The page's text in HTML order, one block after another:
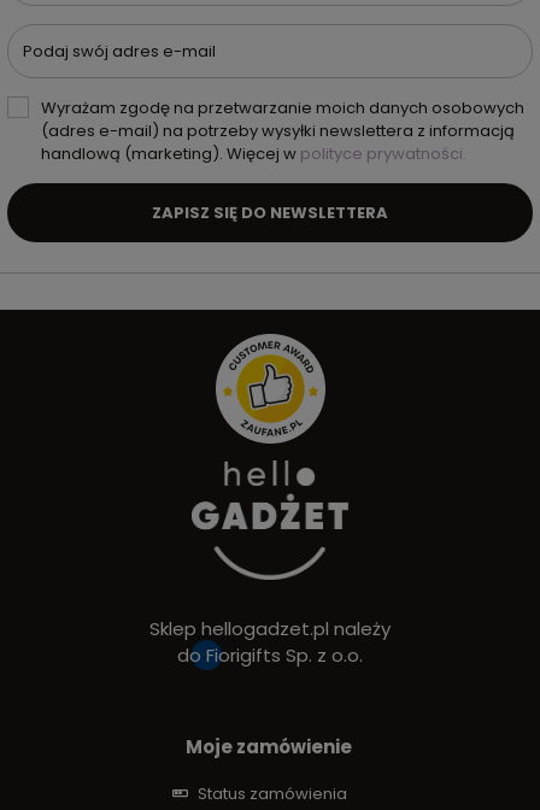
Podaj swój adres e-mail
Wyrażam zgodę na przetwarzanie moich danych osobowych
(adres e-mail) na potrzeby wysyłki newslettera z informacją
handlową (marketing). Więcej w polityce prywatności.
ZAPISZ SIĘ DO NEWSLETTERA
Sklep hellogadzet.pl należy
do Fiorigifts Sp. z o.o.
Moje zamówienie
Status zamówienia